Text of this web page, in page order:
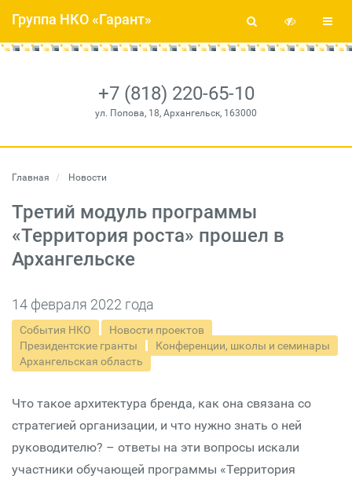
+7 (818) 220-65-10
ул. Попова, 18, Архангельск, 163000
Группа НКО «Гарант»
Главная Новости
Третий модуль программы
«Территория роста» прошел в
Архангельске
14 февраля 2022 года
События НКО
Новости проектов
Президентские гранты
Конференции, школы и семинары
Архангельская область
Что такое архитектура бренда, как она связана со
стратегией организации, и что нужно знать о ней
руководителю? – ответы на эти вопросы искали
участники обучающей программы «Территория